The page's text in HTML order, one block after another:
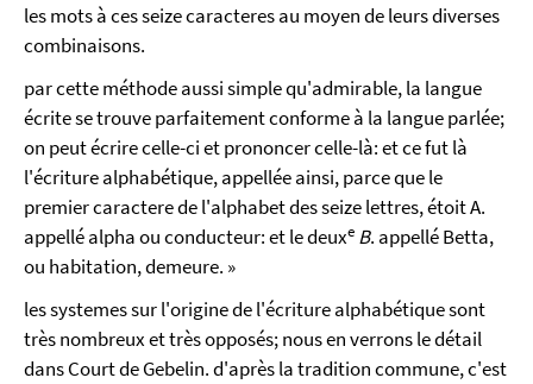
les mots à ces seize caracteres au moyen de leurs diverses
combinaisons.
par cette méthode aussi simple qu'admirable, la langue
écrite se trouve parfaitement conforme à la langue parlée;
on peut écrire celle-ci et prononcer celle-là: et ce fut là
l'écriture alphabétique, appellée ainsi, parce que le
premier caractere de l'alphabet des seize lettres, étoit A.
appellé alpha ou conducteur: et le deuxe B. appellé Betta,
ou habitation, demeure. »
les systemes sur l'origine de l'écriture alphabétique sont
très nombreux et très opposés; nous en verrons le détail
dans Court de Gebelin. d'après la tradition commune, c'est